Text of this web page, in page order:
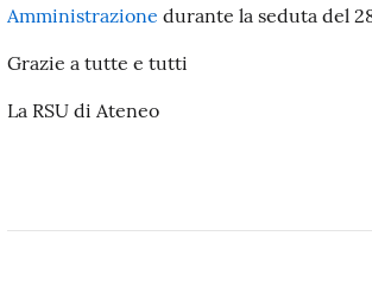
Amministrazione durante la seduta del
Grazie a tutte e tutti
La RSU di Ateneo